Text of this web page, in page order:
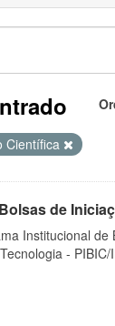
Científica
de
Institucional
- PIBIC/